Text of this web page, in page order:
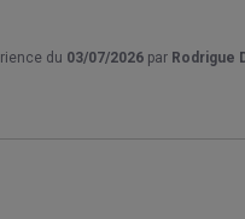
du 03/07/2026 par Rodrigue